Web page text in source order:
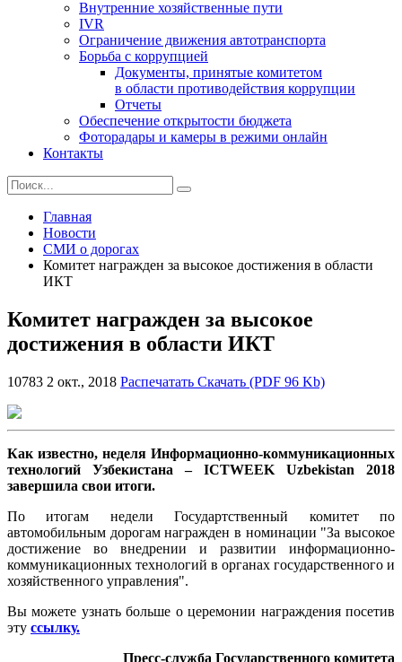
Внутренние хозяйственные пути
IVR
Ограничение движения автотранспорта
Борьба с коррупцией
Документы, принятые комитетом
в области противодействия коррупции
Отчеты
Обеспечение открытости бюджета
Фоторадары и камеры в режими онлайн
Контакты
Главная
Новости
СМИ о дорогах
Комитет награжден за высокое достижения в области
ИКТ
Комитет награжден за высокое
достижения в области ИКТ
10783 2 окт., 2018 Распечатать Скачать (PDF 96 Kb)
Как известно, неделя Информационно-коммуникационных
технологий Узбекистана – ICTWEEK Uzbekistan 2018
завершила свои итоги.
По итогам недели Государтственный комитет по
автомобильным дорогам награжден в номинации "За высокое
достижение во внедрении и развитии информационно-
коммуникационных технологий в органах государственного и
хозяйственного управления".
Вы можете узнать больше о церемонии награждения посетив
эту ссылку.
Пресс-служба Государственного комитета